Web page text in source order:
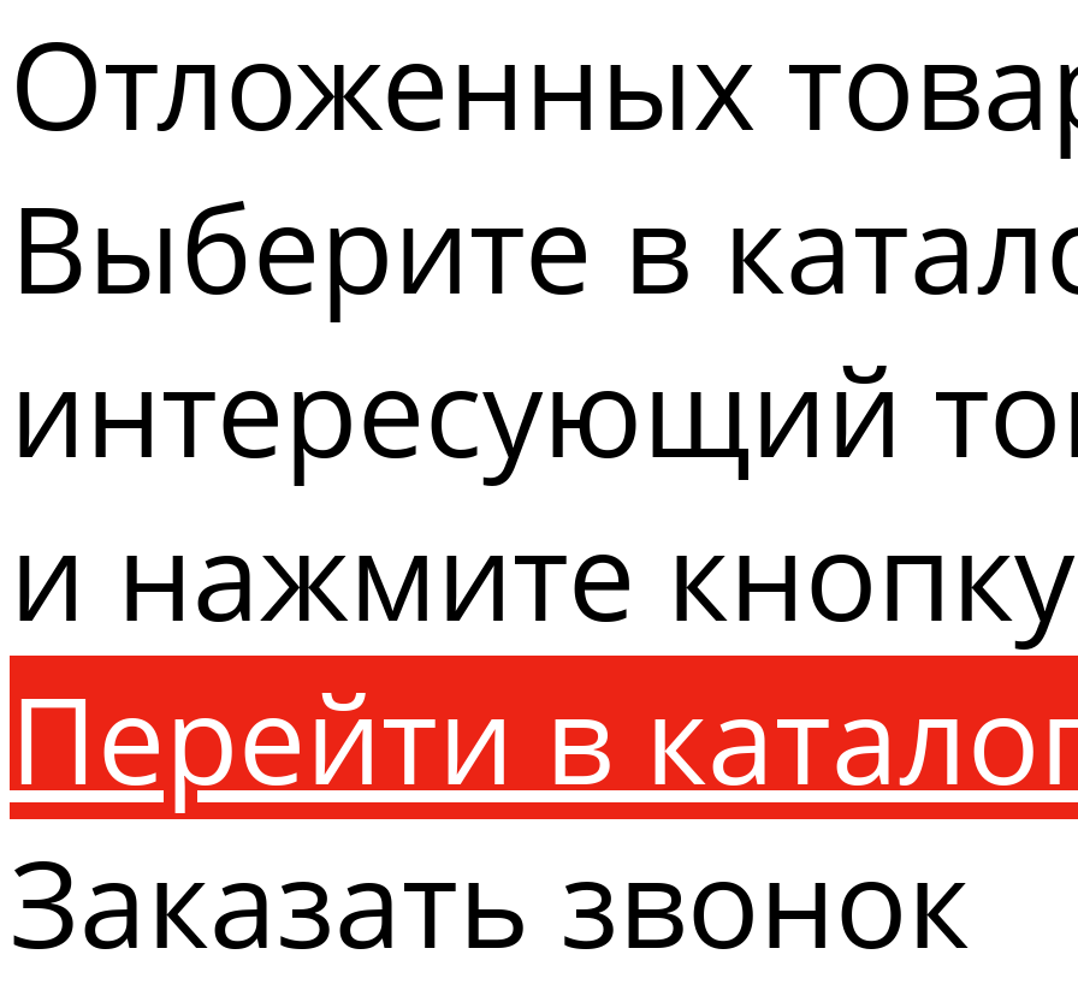
Отложенных
Выберите в
интересующий
и нажмите
Перейти в
Заказать звонок